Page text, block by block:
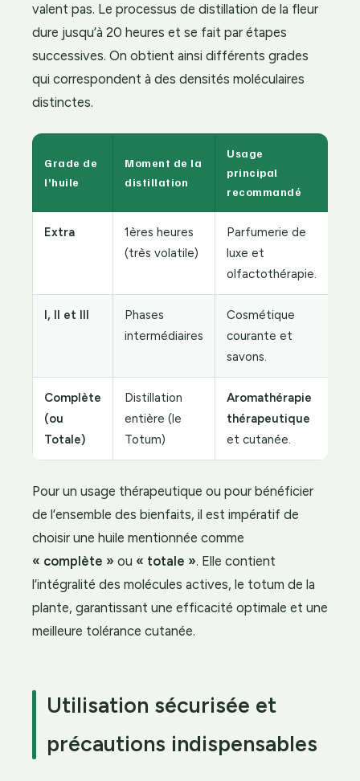
valent pas. Le processus de distillation de la fleur
dure jusqu’à 20 heures et se fait par étapes
successives. On obtient ainsi différents grades
qui correspondent à des densités moléculaires
distinctes.
Grade de
l’huile
Moment de la
distillation
Usage
principal
recommandé
Extra
1ères heures
(très volatile)
Parfumerie de
luxe et
olfactothérapie.
I, II et III
Phases
intermédiaires
Cosmétique
courante et
savons.
Complète
(ou
Totale)
Distillation
entière (le
Totum)
Aromathérapie
thérapeutique
et cutanée.
Pour un usage thérapeutique ou pour bénéficier
de l’ensemble des bienfaits, il est impératif de
choisir une huile mentionnée comme
« complète » ou « totale ». Elle contient
l’intégralité des molécules actives, le totum de la
plante, garantissant une efficacité optimale et une
meilleure tolérance cutanée.
Utilisation sécurisée et
précautions indispensables